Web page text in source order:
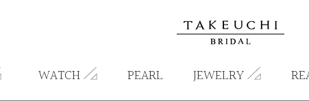
WATCH PEARL JEWELRY